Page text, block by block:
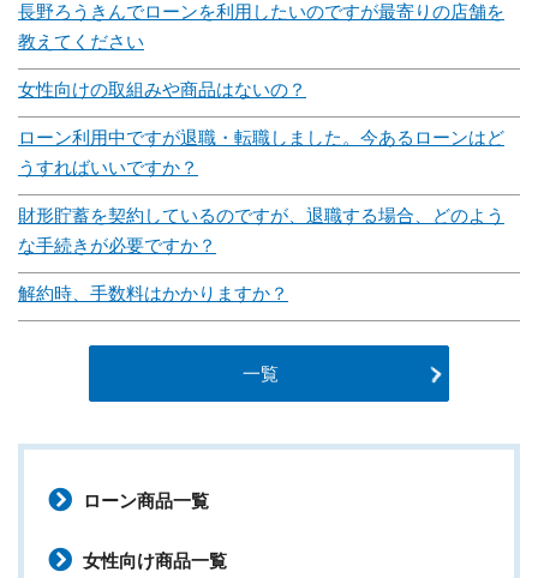
長野ろうきんでローンを利用したいのですが最寄りの店舗を
教えてください
女性向けの取組みや商品はないの？
ローン利用中ですが退職・転職しました。今あるローンはど
うすればいいですか？
財形貯蓄を契約しているのですが、退職する場合、どのよう
な手続きが必要ですか？
解約時、手数料はかかりますか？
一覧
ローン商品一覧
女性向け商品一覧